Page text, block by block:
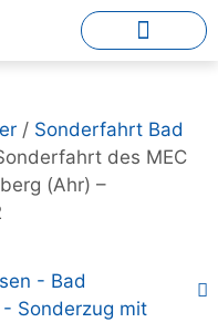
/ Sonderfahrt Bad
des MEC
(Ahr) –